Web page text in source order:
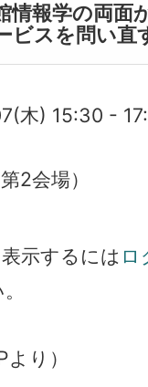
情報学の両面
ビスを問い直
木) 15:30 -
2会場）
示するには ロ
り）